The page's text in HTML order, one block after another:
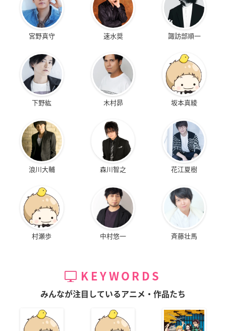
宮野真守 速水奨 諏訪部順一
下野紘 木村昴 坂本真綾
浪川大輔 森川智之 花江夏樹
村瀬歩 中村悠一 斉藤壮馬
KEYWORDS
みんなが注目しているアニメ・作品たち